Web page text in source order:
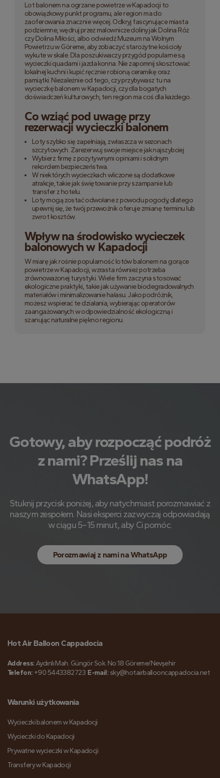
Lot balonem na ogrzane powietrze w Kapadocji to
obowiązkowy punkt programu, ale region ma do
zaoferowania znacznie więcej. Odkryj fascynujące miasta
podziemne, wędruj przez malownicze doliny jak Dolina Róż
czy Dolina Miłości, albo odwiedź Muzeum na Wolnym
Powietrzu w Göreme, aby zobaczyć starożytne kościoły
wykute w skale. Dla poszukiwaczy przygód popularne są
wycieczki quadami i jazda konna. Nie zapomnij skosztować
lokalnej kuchni i kupić ręcznie robioną ceramikę oraz
pamiątki. Niezależnie od tego, czy przybywasz tu na
wycieczkę balonem w Kapadocji, czy dla bogatych
doświadczeń kulturowych, ten region ma coś dla każdego.
Co wziąć pod uwagę przy
rezerwacji wycieczki balonem
Loty szybko się zapełniają, zwłaszcza w sezonach
szczytowych. Zarezerwuj swoje miejsce jak najszybciej.
Wybierz firmę z pozytywnymi opiniami i solidnym
rekordem bezpieczeństwa.
W niektórych wycieczkach wliczone są dodatkowe
atrakcje, takie jak świętowanie przy szampanie lub
transfer z hotelu.
Loty mogą zostać odwołane z powodu pogody, dlatego
upewnij się, że twój przewoźnik oferuje zmianę terminu lub
zwrot kosztów.
Wpływ na środowisko wycieczek
balonowych w Kapadocji
W miarę jak rośnie popularność lotów balonem na gorące
powietrze w Kapadocji, wzrasta również potrzeba
zrównoważonej turystyki. Wiele firm zaczyna stosować
ekologiczne praktyki, takie jak używanie biodegradowalnych
materiałów i minimalizowanie hałasu. Jako podróżnik,
możesz wspierać te działania, wybierając operatorów
zaangażowanych w odpowiedzialność ekologiczną i
szanując naturalne piękno regionu.
Gotowy, aby rozpocząć podróż
z nami? Prześlij nas na
WhatsApp!
Stuknij przycisk poniżej, aby natychmiast porozmawiać z
naszym zespołem. Nasi eksperci zazwyczaj odpowiadają
w ciągu 5–15 minut, aby Ci pomóc.
Porozmawiaj z nami na WhatsApp
Hot Air Balloon Cappadocia
Address:Aydınlı Mah. Güngör Sok. No:18 Göreme/Nevşehir
Telefon: +90 5443382723 E-mail: sky@hotairballooncappadocia.net
Warunki użytkowania
Wycieczki balonem w Kapadocji
Wycieczki do Kapadocji
Prywatne wycieczki w Kapadocji
Transfery w Kapadocji